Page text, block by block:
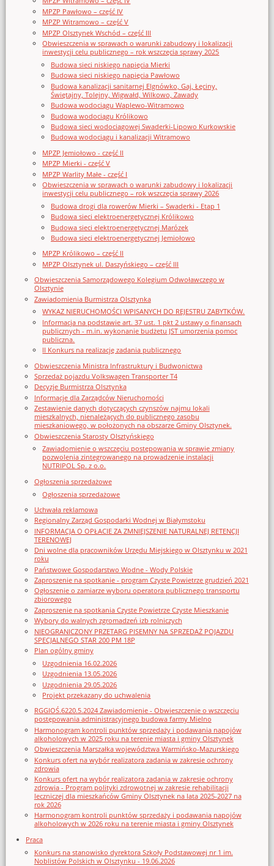
MPZP Pawłowo – część IV
MPZP Witramowo – część V
MPZP Olsztynek Wschód – część III
Obwieszczenia w sprawach o warunki zabudowy i lokalizacji
inwestycji celu publicznego – rok wszczęcia sprawy 2025
Budowa sieci niskiego napięcia Mierki
Budowa sieci niskiego napięcia Pawłowo
Budowa kanalizacji sanitarnej Elgnówko, Gaj, Łęciny,
Świętajny, Tolejny, Wigwałd, Wilkowo, Zawady
Budowa wodociągu Waplewo-Witramowo
Budowa wodociągu Królikowo
Budowa sieci wodociągowej Swaderki-Lipowo Kurkowskie
Budowa wodociągu i kanalizacji Witramowo
MPZP Jemiołowo - część II
MPZP Mierki - część V
MPZP Warlity Małe - część I
Obwieszczenia w sprawach o warunki zabudowy i lokalizacji
inwestycji celu publicznego – rok wszczęcia sprawy 2026
Budowa drogi dla rowerów Mierki – Swaderki - Etap 1
Budowa sieci elektroenergetycznej Królikowo
Budowa sieci elektroenergetycznej Marózek
Budowa sieci elektroenergetycznej Jemiołowo
MPZP Królikowo – część II
MPZP Olsztynek ul. Daszyńskiego – część III
Obwieszczenia Samorządowego Kolegium Odwoławczego w
Olsztynie
Zawiadomienia Burmistrza Olsztynka
WYKAZ NIERUCHOMOŚCI WPISANYCH DO REJESTRU ZABYTKÓW.
Informacja na podstawie art. 37 ust. 1 pkt 2 ustawy o finansach
publicznych - m.in. wykonanie budżetu JST umorzenia pomoc
publiczna.
II Konkurs na realizację zadania publicznego
Obwieszczenia Ministra Infrastruktury i Budwonictwa
Sprzedaż pojazdu Volkswagen Transporter T4
Decyzje Burmistrza Olsztynka
Informacje dla Zarządców Nieruchomości
Zestawienie danych dotyczących czynszów najmu lokali
mieszkalnych, nienależących do publicznego zasobu
mieszkaniowego, w położonych na obszarze Gminy Olsztynek.
Obwieszczenia Starosty Olsztyńskiego
Zawiadomienie o wszczęciu postępowania w sprawie zmiany
pozwolenia zintegrowanego na prowadzenie instalacji
NUTRIPOL Sp. z o.o.
Ogłoszenia sprzedażowe
Ogłoszenia sprzedażowe
Uchwała reklamowa
Regionalny Zarząd Gospodarki Wodnej w Białymstoku
INFORMACJA O OPŁACIE ZA ZMNIEJSZENIE NATURALNEJ RETENCJI
TERENOWEJ
Dni wolne dla pracowników Urzędu Miejskiego w Olsztynku w 2021
roku
Państwowe Gospodarstwo Wodne - Wody Polskie
Zaproszenie na spotkanie - program Czyste Powietrze grudzień 2021
Ogłoszenie o zamiarze wyboru operatora publicznego transportu
zbiorowego
Zaproszenie na spotkania Czyste Powietrze Czyste Mieszkanie
Wybory do walnych zgromadzeń izb rolniczych
NIEOGRANICZONY PRZETARG PISEMNY NA SPRZEDAŻ POJAZDU
SPECJALNEGO STAR 200 PM 18P
Plan ogólny gminy
Uzgodnienia 16.02.2026
Uzgodnienia 13.05.2026
Uzgodnienia 29.05.2026
Projekt przekazany do uchwalenia
RGGIOŚ.6220.5.2024 Zawiadomienie - Obwieszczenie o wszczęciu
postępowania administracyjnego budowa farmy Mielno
Harmonogram kontroli punktów sprzedaży i podawania napojów
alkoholowych w 2025 roku na terenie miasta i gminy Olsztynek
Obwieszczenia Marszałka województwa Warmińsko-Mazurskiego
Konkurs ofert na wybór realizatora zadania w zakresie ochrony
zdrowia
Konkurs ofert na wybór realizatora zadania w zakresie ochrony
zdrowia - Program polityki zdrowotnej w zakresie rehabilitacji
leczniczej dla mieszkańców Gminy Olsztynek na lata 2025-2027 na
rok 2026
Harmonogram kontroli punktów sprzedaży i podawania napojów
alkoholowych w 2026 roku na terenie miasta i gminy Olsztynek
Praca
Konkurs na stanowisko dyrektora Szkoły Podstawowej nr 1 im.
Noblistów Polskich w Olsztynku - 19.06.2026